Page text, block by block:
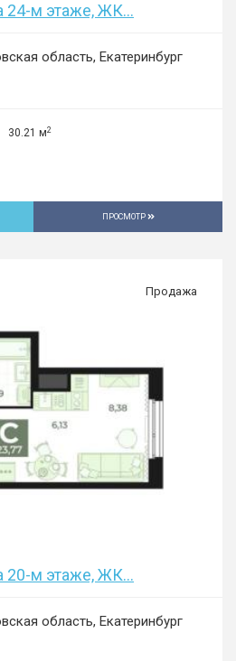
24-м этаже, ЖК...
область, Екатеринбург
30.21 м2
ПРОСМОТР
Продажа
20-м этаже, ЖК...
область, Екатеринбург